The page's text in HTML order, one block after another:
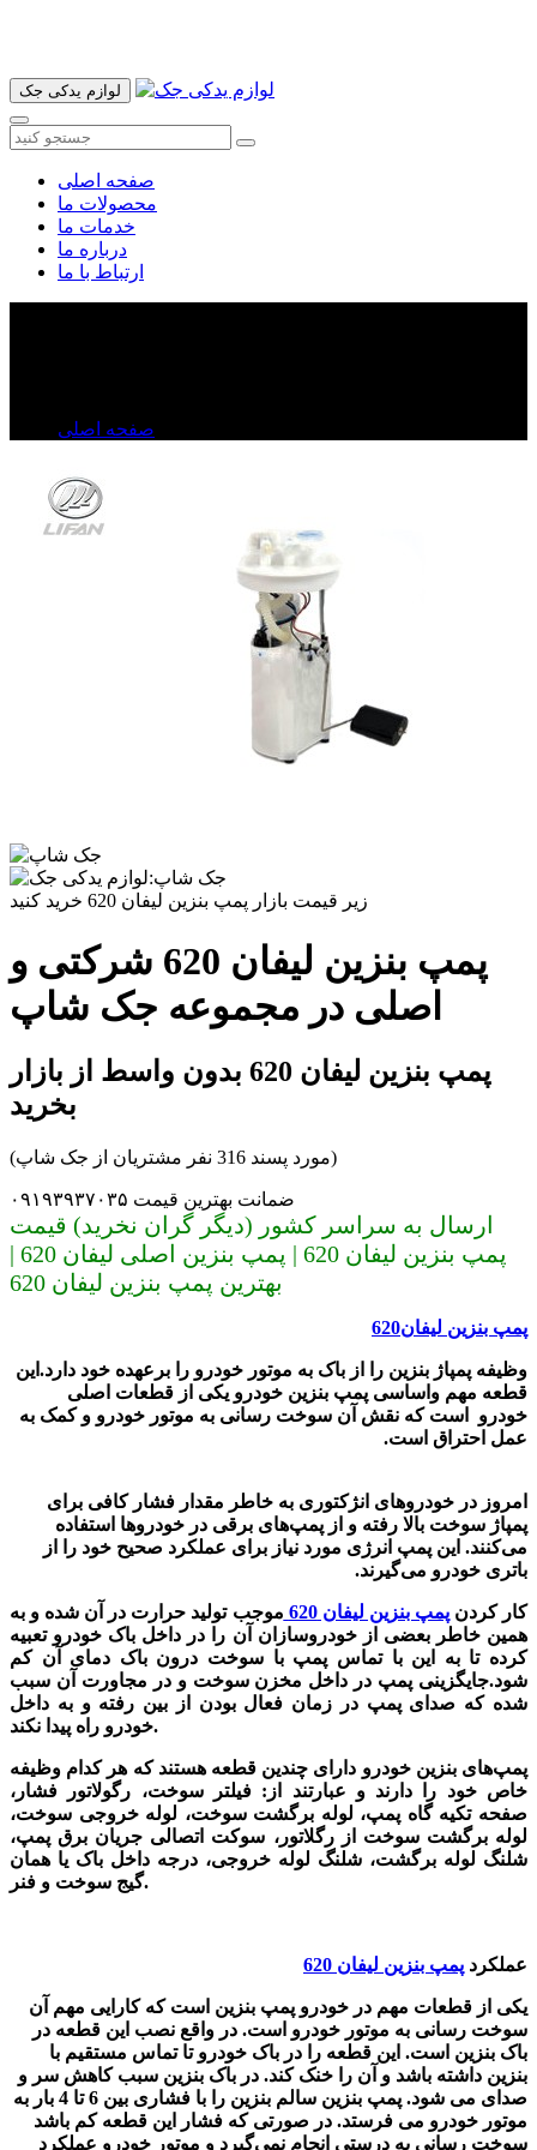
لوازم یدکی جک
صفحه اصلی
محصولات ما
خدمات ما
درباره ما
ارتباط با ما
صفحه اصلی
زیر قیمت بازار پمپ بنزین لیفان 620 خرید کنید
پمپ بنزین لیفان 620 شرکتی و
اصلی در مجموعه جک شاپ
پمپ بنزین لیفان 620 بدون واسط از بازار
بخرید
(مورد پسند 316 نفر مشتریان از جک شاپ)
ضمانت بهترین قیمت ۰۹۱۹۳۹۳۷۰۳۵
ارسال به سراسر کشور (دیگر گران نخرید) قیمت
پمپ بنزین لیفان 620 | پمپ بنزین اصلی لیفان 620 |
بهترین پمپ بنزین لیفان 620
پمپ بنزین لیفان620
وظیفه پمپاژ بنزین را از باک به موتور خودرو را برعهده خود دارد.این
قطعه مهم واساسی پمپ بنزین خودرو یکی از قطعات اصلی
خودرو است که نقش آن سوخت رسانی به موتور خودرو و کمک به
عمل احتراق است.
امروز در خودروهای انژکتوری به خاطر مقدار فشار کافی برای
پمپاژ سوخت بالا رفته و از پمپ‌های برقی در خودروها استفاده
می‌کنند. این پمپ انرژی مورد نیاز برای عملکرد صحیح خود را از
باتری خودر و می‌گیرند.
کار کردنپمپ بنزین لیفان 620
موجب تولید حرارت در آن شده و به
همین خاطر بعضی از خودروسازان آن را در داخل باک خودرو تعبیه
کرده تا به این با تماس پمپ با سوخت درون باک دمای آن کم
شود.جایگزینی پمپ در داخل مخزن سوخت و در مجاورت آن سبب
شده که صدای پمپ در زمان فعال بودن از بین رفته و به داخل
خودرو راه پیدا نکند.
پمپ‌های بنزین خودرو دارای چندین قطعه هستند که هر کدام وظیفه
خاص خود را دارند و عبارتند از: فیلتر سوخت، رگولاتور فشار،
صفحه تکیه گاه پمپ، لوله برگشت سوخت، لوله خروجی سوخت،
لوله برگشت سوخت از رگلاتور، سوکت اتصالی جریان برق پمپ،
شلنگ لوله برگشت، شلنگ لوله خروجی، درجه داخل باک یا همان
گیج سوخت و فنر.
عملکرد پمپ بنزین لیفان 620
یکی از قطعات مهم در خودرو پمپ بنزین است که کارایی مهم آن
سوخت رسانی به موتور خودرو است. در واقع نصب این قطعه در
باک بنزین است. این قطعه را در باک خودرو تا تماس مستقیم با
بنزین داشته باشد و آن را خنک کند. در باک بنزین سبب کاهش سر و
صدای می شود. پمپ بنزین سالم بنزین را با فشاری بین 6 تا 4 بار به
موتور خودرو می فرستد. در صورتی که فشار این قطعه کم باشد
سوخت رسانی به درستی انجام نمی‌گیرد و موتور خودرو عملکرد